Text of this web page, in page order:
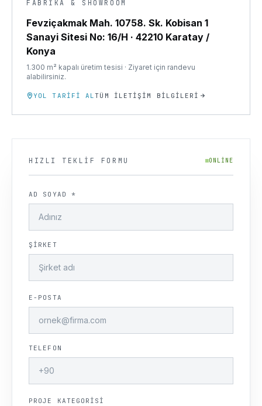
FABRIKA & SHOWROOM
Fevziçakmak Mah. 10758. Sk. Kobisan 1
Sanayi Sitesi No: 16/H · 42210 Karatay /
Konya
1.300 m² kapalı üretim tesisi · Ziyaret için randevu
alabilirsiniz.
YOL TARIFI ALTÜM İLETIŞIM BILGILERI
HIZLI TEKLIF FORMU ONLINE
AD SOYAD *
ŞIRKET
E-POSTA
TELEFON
PROJE KATEGORISI